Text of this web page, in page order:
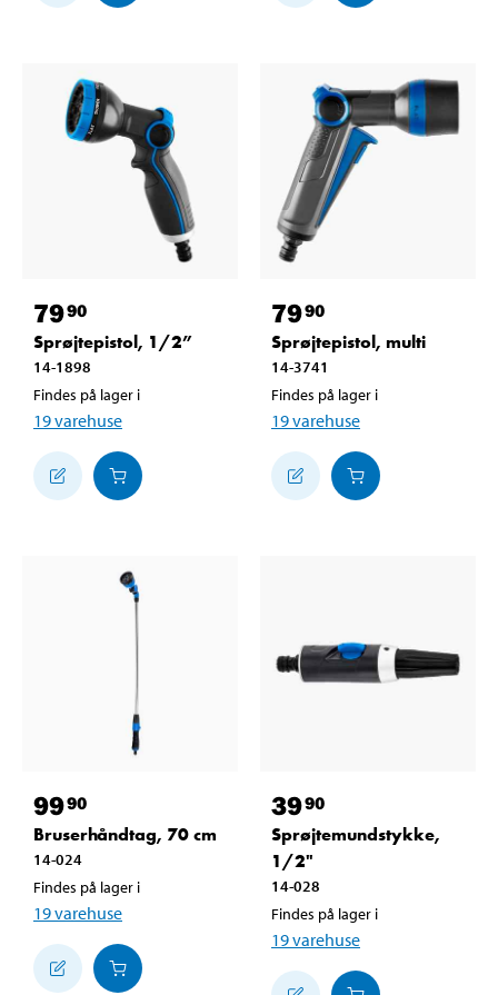
7990
Sprøjtepistol, 1/2”
14-1898
Findes på lager i
19varehuse
7990
Sprøjtepistol, multi
14-3741
Findes på lager i
19varehuse
9990
Bruserhåndtag, 70 cm
14-024
Findes på lager i
19varehuse
3990
Sprøjtemundstykke,
1/2"
14-028
Findes på lager i
19varehuse